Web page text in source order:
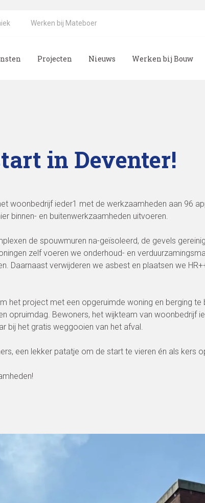
Werken bij Mateboer
Projecten Nieuws Werken bij Bouw
in Deventer!
woonbedrijf ieder1 met de werkzaamheden aan 96
binnen- en buitenwerkzaamheden uitvoeren.
de spouwmuren na-geïsoleerd, de gevels
zelf voeren we onderhoud- en
Daarnaast verwijderen we asbest en plaatsen we
het project met een opgeruimde woning en berging
opruimdag. Bewoners, het wijkteam van woonbedrijf
bij het gratis weggooien van het afval.
een lekker patatje om de start te vieren én als kers